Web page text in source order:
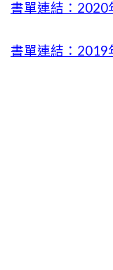
書單連結：2020
書單連結：2019